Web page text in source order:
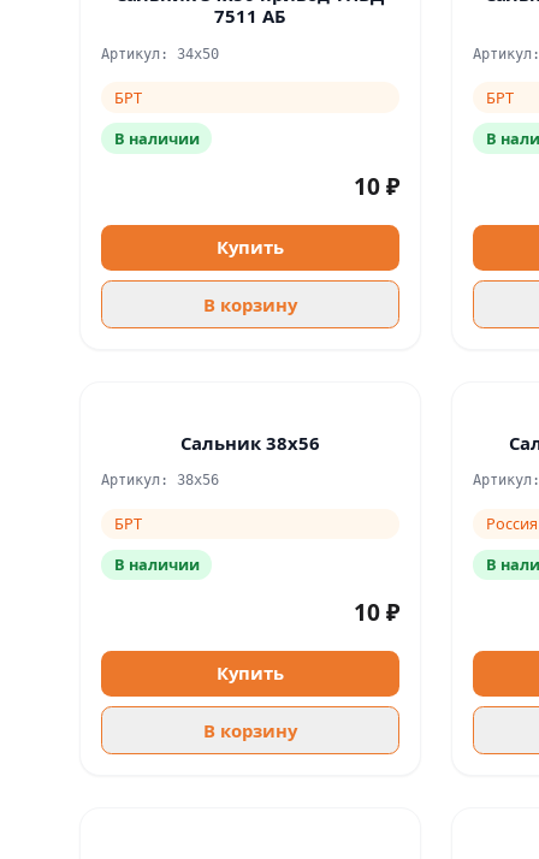
7511 АБ
Артикул: 34х50
БРТ
В наличии
10 ₽
Купить
В корзину
БРТ
В
Сальник 38х56
Артикул: 38х56
БРТ
В наличии
10 ₽
Купить
В корзину
Россия
В